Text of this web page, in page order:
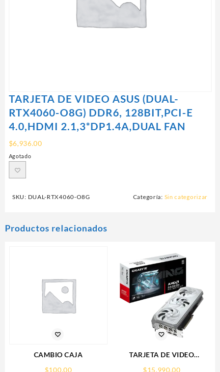
TARJETA DE VIDEO ASUS (DUAL-
RTX4060-O8G) DDR6, 128BIT,PCI-E
4.0,HDMI 2.1,3*DP1.4A,DUAL FAN
$6,936.00
Agotado
SKU: DUAL-RTX4060-O8G Categoría: Sin categorizar
Productos relacionados
CAMBIO CAJA
$100.00
TARJETA DE VIDEO
$15,990.00